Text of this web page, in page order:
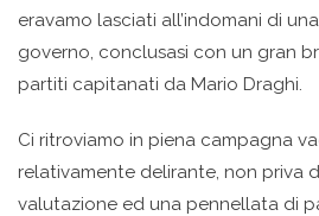
eravamo lasciati all’indomani di
governo, conclusasi con un gran
partiti capitanati da Mario Draghi.
Ci ritroviamo in piena campagna
relativamente delirante, non priva
valutazione ed una pennellata di